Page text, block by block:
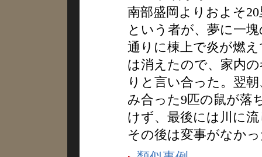
南部盛岡よりおよそ
という者が、夢に一
通りに棟上で炎が燃
は消えたので、家内
りと言い合った。翌
み合った9匹の鼠が落
けず、最後には川に
その後は変事がなか